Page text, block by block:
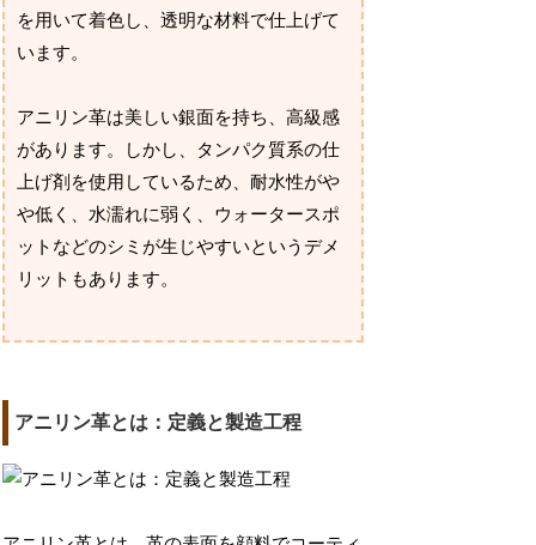
を用いて着色し、透明な材料で仕上げて
います。
アニリン革は美しい銀面を持ち、高級感
があります。しかし、タンパク質系の仕
上げ剤を使用しているため、耐水性がや
や低く、水濡れに弱く、ウォータースポ
ットなどのシミが生じやすいというデメ
リットもあります。
アニリン革とは：定義と製造工程